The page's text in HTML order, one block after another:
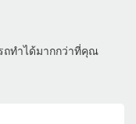
ถทำได้มากกว่าที่คุณ